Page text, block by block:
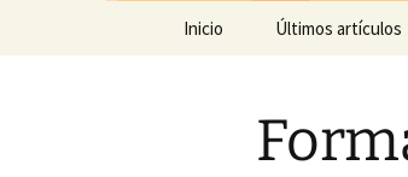
Inicio Últimos artículos